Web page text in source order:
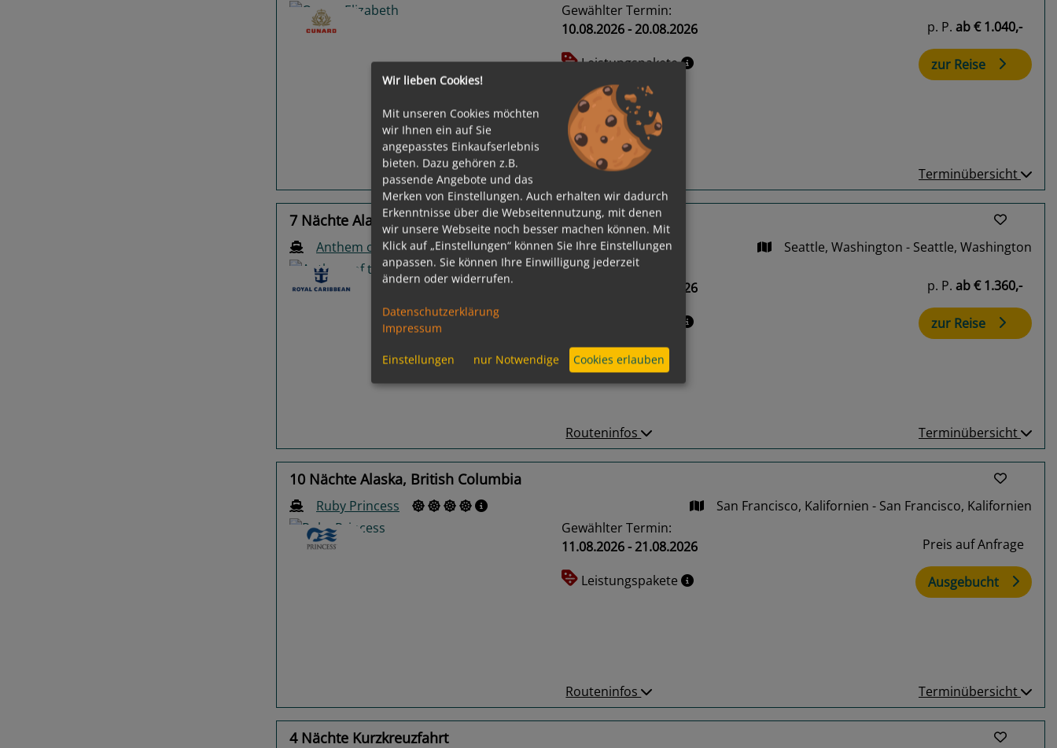
Gewählter Termin:
10.08.2026 - 20.08.2026
Leistungspakete
p. P. ab€ 1.040,-
zur Reise
Routeninfos Terminübersicht
7 Nächte Alaska, British Columbia
Anthem of the Seas Seattle, Washington - Seattle, Washington
Next
Gewählter Termin:
10.08.2026 - 17.08.2026
p. P. ab€ 1.360,-
zur Reise
Routeninfos Terminübersicht
10 Nächte Alaska, British Columbia
Ruby Princess San Francisco, Kalifornien - San Francisco, Kalifornien
Gewählter Termin:
11.08.2026 - 21.08.2026
Leistungspakete
Preis auf Anfrage
Ausgebucht
Routeninfos Terminübersicht
4 Nächte Kurzkreuzfahrt
Wir lieben Cookies!
Mit unseren Cookies möchten
wir Ihnen ein auf Sie
angepasstes Einkaufserlebnis
bieten. Dazu gehören z.B.
passende Angebote und das
Merken von Einstellungen. Auch erhalten wir dadurch
Erkenntnisse über die Webseitennutzung, mit denen
wir unsere Webseite noch besser machen können. Mit
Klick auf „Einstellungen“ können Sie Ihre Einstellungen
anpassen. Sie können Ihre Einwilligung jederzeit
ändern oder widerrufen.
Datenschutzerklärung
Impressum
Einstellungen nur Notwendige Cookies erlauben